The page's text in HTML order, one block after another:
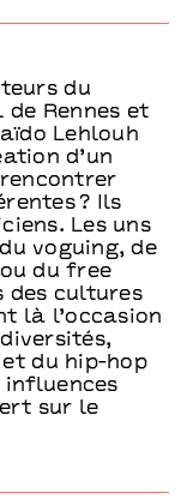
du
Rennes et
Lehlouh
d’un
? Ils
Les uns
voguing, de
du free
des cultures
là l’occasion
du hip-hop
sur le